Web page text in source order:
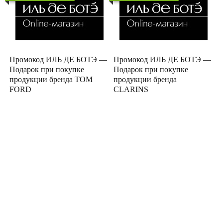
Промокод ИЛЬ ДЕ БОТЭ —
Подарок при покупке
продукции бренда TOM
FORD
Промокод ИЛЬ ДЕ БОТЭ —
Подарок при покупке
продукции бренда
CLARINS